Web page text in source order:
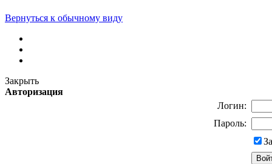
Вернуться к обычному виду
Закрыть
Авторизация
Логин:
Пароль: